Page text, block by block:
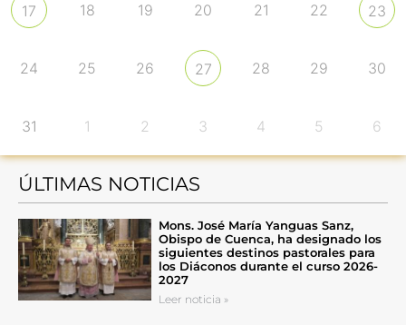
17 18 19 20 21 22 23
24 25 26 27 28 29 30
31 1 2 3 4 5 6
ÚLTIMAS NOTICIAS
Mons. José María Yanguas Sanz,
Obispo de Cuenca, ha designado los
siguientes destinos pastorales para
los Diáconos durante el curso 2026-
2027
Leer noticia »